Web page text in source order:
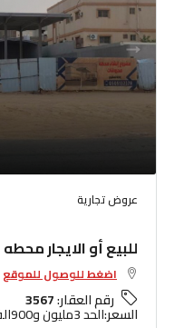
عروض تجارية
للبيع أو الايجار
اضغط للوصول للموقع
رقم العقار:3567
السعر:الحد 3مليون و900الف(يُحدث يوميا)